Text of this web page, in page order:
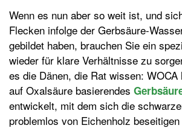
Wenn es nun aber so weit ist, und
Flecken infolge der Gerbsäure-
gebildet haben, brauchen Sie ein
wieder für klare Verhältnisse zu
es die Dänen, die Rat wissen: WOCA
auf Oxalsäure basierendes
entwickelt, mit dem sich die
problemlos von Eichenholz